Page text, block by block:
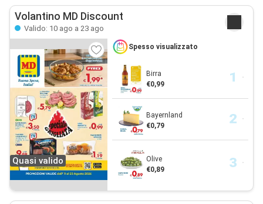
Volantino MD Discount
Valido: 10 ago a 23 ago
Quasi valido
Spesso visualizzato
Birra
€0,99
Bayernland
€0,79
Olive
€0,89